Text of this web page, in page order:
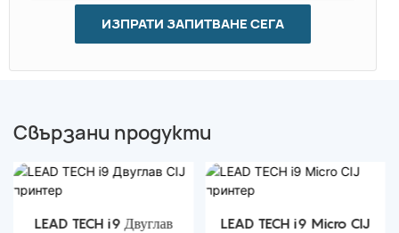
ИЗПРАТИ ЗАПИТВАНЕ СЕГА
Свързани продукти
LEAD TECH i9 Двуглав
LEAD TECH i9 Micro CIJ